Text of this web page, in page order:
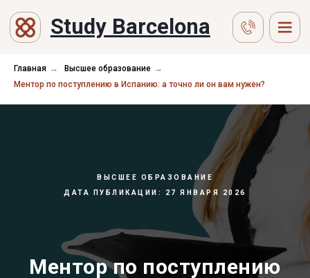
Study Barcelona
Главная → Высшее образование →
Ментор по поступлению в Испанию: а точно ли он вам нужен?
ВЫСШЕЕ ОБРАЗОВАНИЕ
ДАТА ПУБЛИКАЦИИ: 27 ЯНВАРЯ 2026
Ментор по поступлению